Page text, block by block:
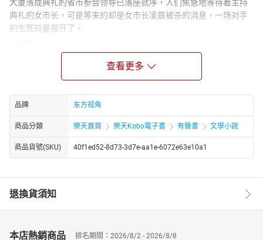
大厦落成典礼的省市参会领导已落座就序，人们焦急地等待着主持
典礼的女市长，可是等来的却是女市长凌晨被杀的消息，一场对手
的生死较量展开了。
徐大辉，1956年9月出生，吉林双辽人。中国作家协会会员。出版
的主要著作有中短篇小说集《土匪没有眼泪》《狼族的没落》；散
边缘系列长篇小说《卧底》《潜逃》《对手》《生命谎言》《黑
心》《掩盖真相》《女人密码》《罪之蝶》《恶之花》《雨中红
杏》《极限欲望》《走火》《生死对接》《控制》《枪口》《黑道
卧底》《赌门》；关东风土人情系列长篇小说《雪狼》《狼烟》
《玩命》《出卖》《末日大烟枪》《花子房》《暗道》《关东女
反》《田教授家的二十八个亲戚》（2007年拍摄）《满洲往事》
《骰子棺》等。
查看更多
品牌 东方视角
商品分類 樂天首頁 樂天Kobo電子書 有聲書 文學小說
商品貨號(SKU) 40f1ed52-8d73-3d7e-aa1e-6072e63e10a1
退換貨須知
本店熱銷商品 排名期間：2026/8/2 - 2026/8/8